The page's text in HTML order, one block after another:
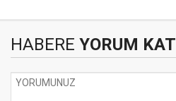
HABERE YORUM KAT